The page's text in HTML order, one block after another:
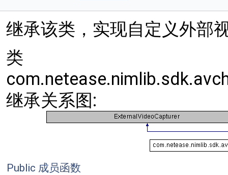
继承该类，实现自定义外部
类
继承关系图:
Public 成员函数